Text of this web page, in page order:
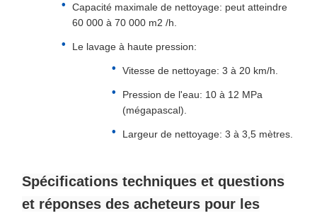
Capacité maximale de nettoyage: peut atteindre
60 000 à 70 000 m2 /h.
Le lavage à haute pression:
Vitesse de nettoyage: 3 à 20 km/h.
Pression de l'eau: 10 à 12 MPa
(mégapascal).
Largeur de nettoyage: 3 à 3,5 mètres.
Spécifications techniques et questions
et réponses des acheteurs pour les